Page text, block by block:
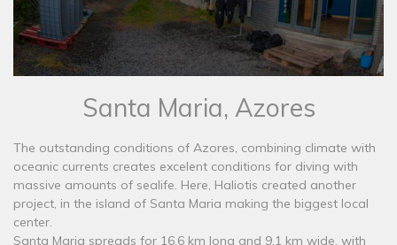
Santa Maria, Azores
The outstanding conditions of Azores, combining climate with
oceanic currents creates excelent conditions for diving with
massive amounts of sealife. Here, Haliotis created another
project, in the island of Santa Maria making the biggest local
center.
Santa Maria spreads for 16,6 km long and 9,1 km wide, with